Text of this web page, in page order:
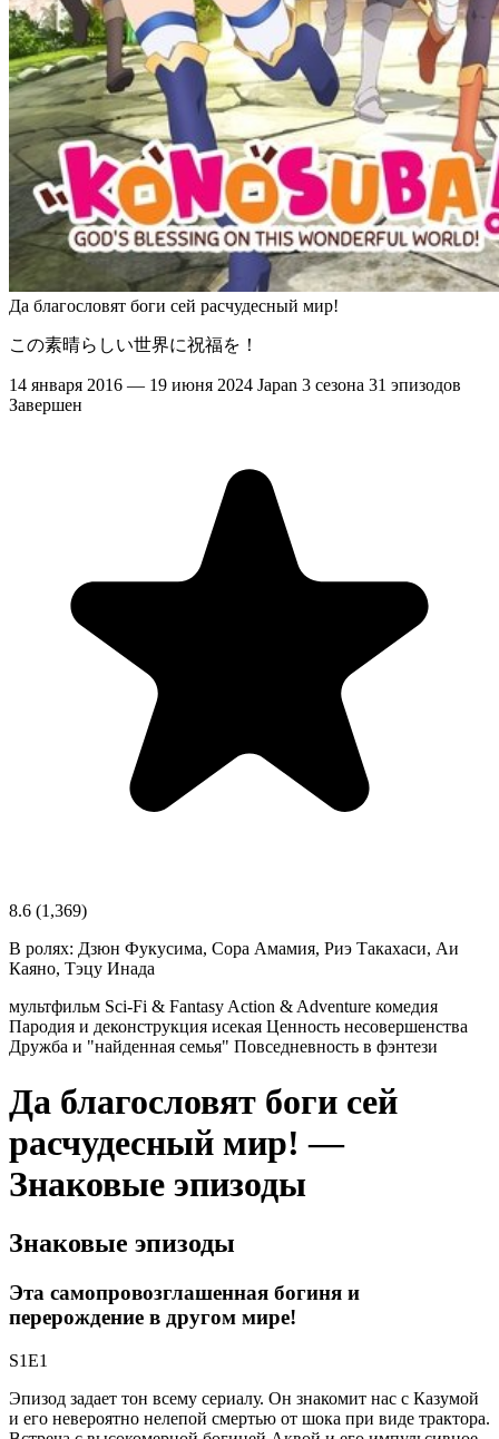
Да благословят боги сей расчудесный мир!
この素晴らしい世界に祝福を！
14 января 2016 — 19 июня 2024 Japan 3 сезона 31 эпизодов
Завершен
8.6 (1,369)
В ролях: Дзюн Фукусима, Сора Амамия, Риэ Такахаси, Аи
Каяно, Тэцу Инада
мультфильм Sci-Fi & Fantasy Action & Adventure комедия
Пародия и деконструкция исекая Ценность несовершенства
Дружба и "найденная семья" Повседневность в фэнтези
Да благословят боги сей
расчудесный мир! —
Знаковые эпизоды
Знаковые эпизоды
Эта самопровозглашенная богиня и
перерождение в другом мире!
S1E1
Эпизод задает тон всему сериалу. Он знакомит нас с Казумой
и его невероятно нелепой смертью от шока при виде трактора.